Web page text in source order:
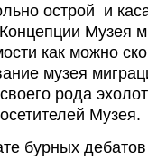
острой и
Музея
как можно
музея
рода
Музея.
бурных